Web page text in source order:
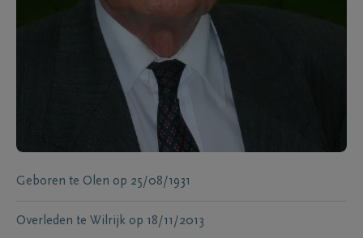
Geboren te Olen op 25/08/1931
Overleden te Wilrijk op 18/11/2013